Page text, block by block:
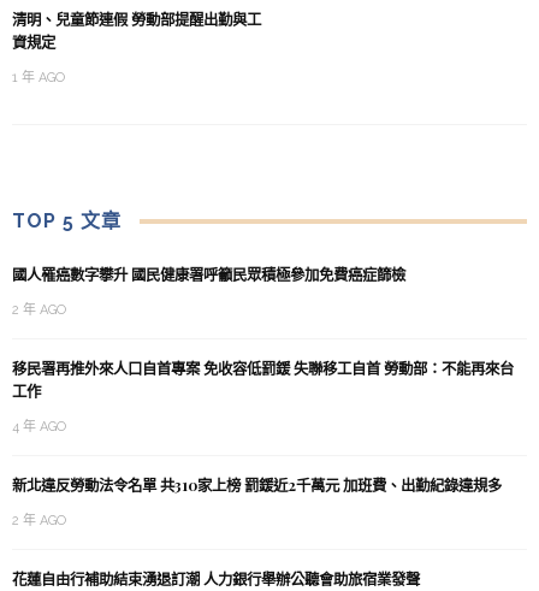
清明、兒童節連假 勞動部提醒出勤與工
資規定
1 年 AGO
TOP 5 文章
國人罹癌數字攀升 國民健康署呼籲民眾積極參加免費癌症篩檢
2 年 AGO
移民署再推外來人口自首專案 免收容低罰鍰 失聯移工自首 勞動部：不能再來台
工作
4 年 AGO
新北違反勞動法令名單 共310家上榜 罰鍰近2千萬元 加班費、出勤紀錄違規多
2 年 AGO
花蓮自由行補助結束湧退訂潮 人力銀行舉辦公聽會助旅宿業發聲